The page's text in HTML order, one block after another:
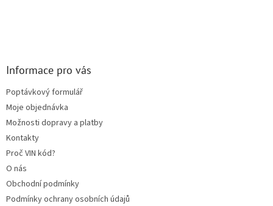
Informace pro vás
Poptávkový formulář
Moje objednávka
Možnosti dopravy a platby
Kontakty
Proč VIN kód?
O nás
Obchodní podmínky
Podmínky ochrany osobních údajů